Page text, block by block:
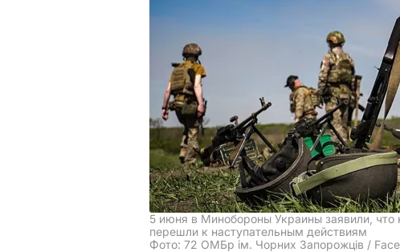
5 июня в Минобороны Украины заявили,
перешли к наступательным действиям
Фото: 72 ОМБр ім. Чорних Запорожців /